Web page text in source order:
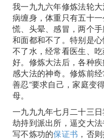
我一九九六年修炼法轮
病缠身，体重只有五十
慌、头晕、感冒，两个
和面都和不了。特别是
不了水，经常看医生、
好。修炼大法后，各种
感大法的神奇。修炼前
善忍”要求自己，家庭变
母。
一九九九年七月二十三
劫持到派出所，逼交大
写不炼功的保证书 ，否